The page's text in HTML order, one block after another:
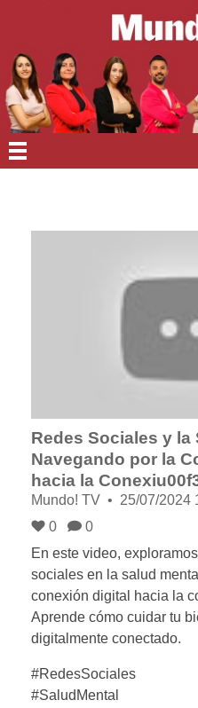
Redes Sociales y la
Navegando por la
hacia la
Mundo! TV
25/07/2024
0
0
En este video,
sociales en la salud
conexión digital hacia la
Aprende cómo cuidar tu
digitalmente conectado.
#RedesSociales
#SaludMental